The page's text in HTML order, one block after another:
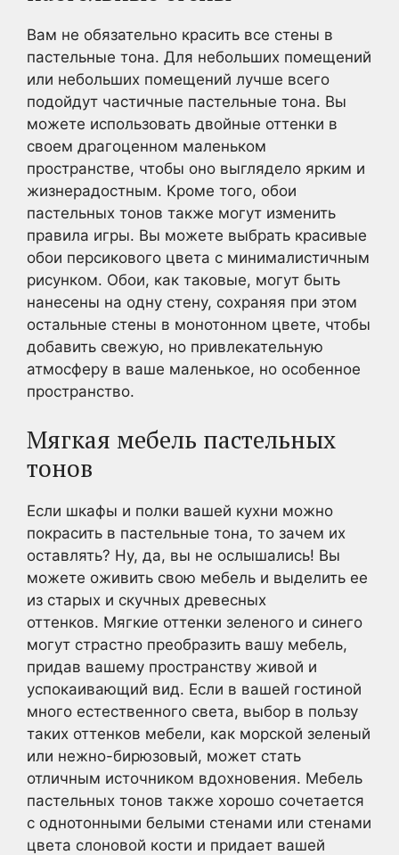
Вам не обязательно красить все стены в
пастельные тона. Для небольших помещений
или небольших помещений лучше всего
подойдут частичные пастельные тона. Вы
можете использовать двойные оттенки в
своем драгоценном маленьком
пространстве, чтобы оно выглядело ярким и
жизнерадостным. Кроме того, обои
пастельных тонов также могут изменить
правила игры. Вы можете выбрать красивые
обои персикового цвета с минималистичным
рисунком. Обои, как таковые, могут быть
нанесены на одну стену, сохраняя при этом
остальные стены в монотонном цвете, чтобы
добавить свежую, но привлекательную
атмосферу в ваше маленькое, но особенное
пространство.
Мягкая мебель пастельных
тонов
Если шкафы и полки вашей кухни можно
покрасить в пастельные тона, то зачем их
оставлять? Ну, да, вы не ослышались! Вы
можете оживить свою мебель и выделить ее
из старых и скучных древесных
оттенков. Мягкие оттенки зеленого и синего
могут страстно преобразить вашу мебель,
придав вашему пространству живой и
успокаивающий вид. Если в вашей гостиной
много естественного света, выбор в пользу
таких оттенков мебели, как морской зеленый
или нежно-бирюзовый, может стать
отличным источником вдохновения. Мебель
пастельных тонов также хорошо сочетается
с однотонными белыми стенами или стенами
цвета слоновой кости и придает вашей